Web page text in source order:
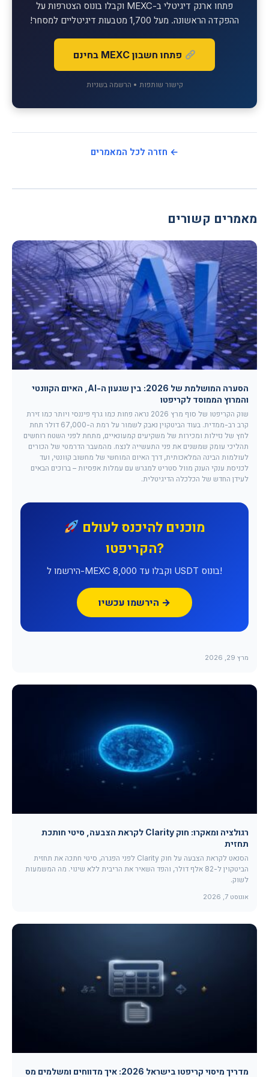
פתחו ארנק דיגיטלי ב-MEXC וקבלו בונוס הצטרפות על
ההפקדה הראשונה. מעל 1,700 מטבעות דיגיטליים למסחר!
פתחו חשבון MEXC בחינם
קישור שותפות • הרשמה בשניות
← חזרה לכל המאמרים
מאמרים קשורים
הסערה המושלמת של 2026: בין שגעון ה-AI, האיום הקוונטי
והמרוץ הממוסד לקריפטו
שוק הקריפטו של סוף מרץ 2026 נראה פחות כמו גרף פיננסי ויותר כמו זירת
קרב רב-ממדית. בעוד הביטקוין נאבק לשמור על רמת ה-67,000 דולר תחת
לחץ של נזילות ומכירות של משקיעים קמעונאיים, מתחת לפני השטח רוחשים
תהליכי עומק שמשנים את פני התעשייה לנצח. מהמעבר הדרמטי של הכורים
לעולמות הבינה המלאכותית, דרך האיום המוחשי של מחשוב קוונטי, ועד
לכניסת ענקי הענק מוול סטריט למגרש עם עמלות אפסיות – ברוכים הבאים
לעידן החדש של הכלכלה הדיגיטלית.
הקריפטו?
הירשמו ל-MEXC וקבלו עד 8,000 USDT בונוס!
הירשמו עכשיו →
מרץ 29, 2026
רגולציה ומאקרו: חוק Clarity לקראת הצבעה, סיטי חותכת
תחזית
הסנאט לקראת הצבעה על חוק Clarity לפני הפגרה, סיטי חתכה את תחזית
הביטקוין ל-82 אלף דולר, והפד השאיר את הריבית ללא שינוי. מה המשמעות
לשוק.
אוגוסט 7, 2026
מדריך מיסוי קריפטו בישראל 2026: איך מדווחים ומשלמים מס